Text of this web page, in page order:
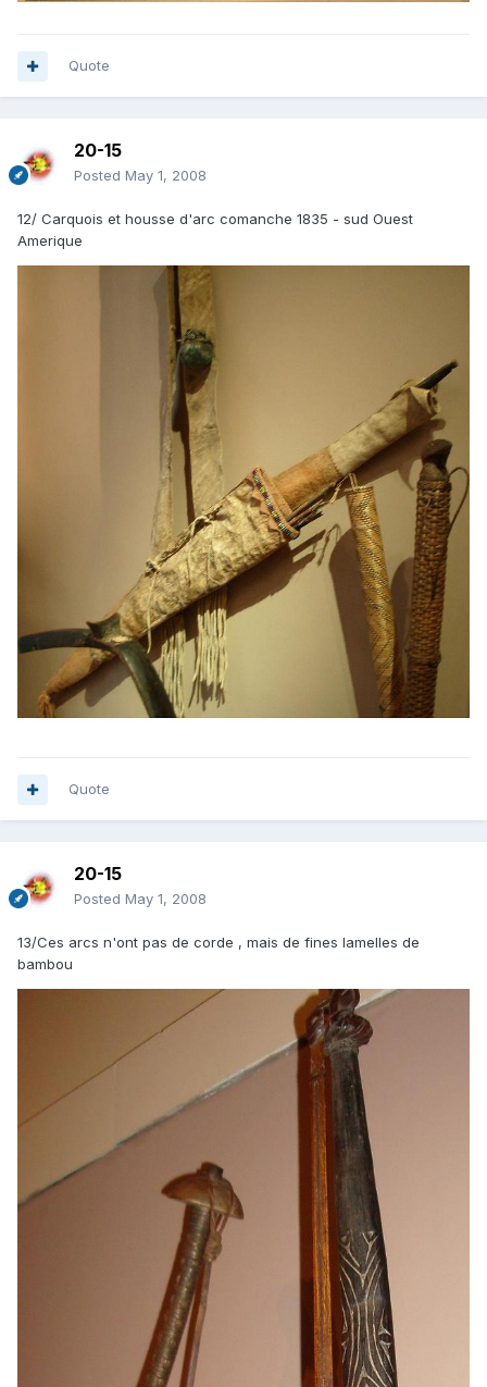
Quote
20-15
Posted May 1, 2008
12/ Carquois et housse d'arc comanche 1835 - sud Ouest
Amerique
Quote
20-15
Posted May 1, 2008
13/Ces arcs n'ont pas de corde , mais de fines lamelles de
bambou